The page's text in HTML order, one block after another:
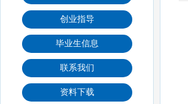
创业指导
毕业生信息
联系我们
资料下载